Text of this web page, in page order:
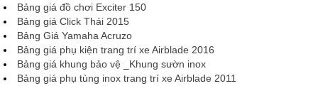
Bảng giá đồ chơi Exciter 150
Bảng giá Click Thái 2015
Bảng Giá Yamaha Acruzo
Bảng giá phụ kiện trang trí xe Airblade 2016
Bảng giá khung bảo vệ _Khung sườn inox
Bảng giá phụ tùng inox trang trí xe Airblade 2011